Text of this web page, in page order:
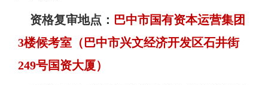
资格复审地点： 巴中市国有资本运营集团
3楼候考室（巴中市兴文经济开发区石井街
249号国资大厦）